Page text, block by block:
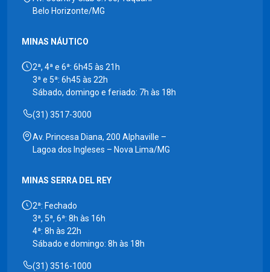
Belo Horizonte/MG
MINAS NÁUTICO
2ª, 4ª e 6ª: 6h45 às 21h
3ª e 5ª: 6h45 às 22h
Sábado, domingo e feriado: 7h às 18h
(31) 3517-3000
Av. Princesa Diana, 200 Alphaville –
Lagoa dos Ingleses – Nova Lima/MG
MINAS SERRA DEL REY
2ª: Fechado
3ª, 5ª, 6ª: 8h às 16h
4ª: 8h às 22h
Sábado e domingo: 8h às 18h
(31) 3516-1000